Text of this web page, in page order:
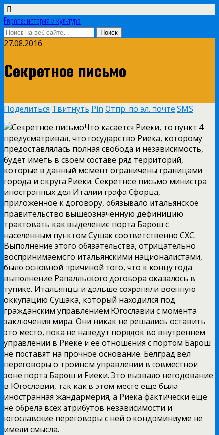
Европа: история и культура
27.08.2016
Секретное письмо
Поделиться Твитнуть Pin Отпр. по эл. почте SMS
Что касается Риеки, то пункт 4
предусматривал, что государство Риека, которому
предоставлялась полная свобода и независимость,
будет иметь в своем составе ряд территорий,
которые в данный момент ограничены границами
города и округа Риеки. Секретное письмо министра
иностранных дел Италии графа Сфорца,
приложенное к договору, обязывало итальянское
правительство вышеозначенную дефиницию
трактовать как выделение порта Барош с
населенным пунктом Сушак соответственно СХС.
Выполнение этого обязательства, отрицательно
воспринимаемого итальянскими националистами,
было основной причиной того, что к концу года
выполнение Рапалльского договора оказалось в
тупике. Итальянцы и дальше сохраняли военную
оккупацию Сушака, который находился под
гражданским управлением Югославии с момента
заключения мира. Они никак не решались оставить
это место, пока не наведут порядок во внутреннем
управлении в Риеке и ее отношения с портом Барош
не поставят на прочное основание. Белград вел
переговоры о тройном управлении в совместной
зоне порта Барош и Риеки. Это вызвало негодование
в Югославии, так как в этом месте еще была
иностранная жандармерия, а Риека фактически еще
не обрела всех атрибутов независимости и
югославские переговоры с ней о кондоминиуме не
имели смысла.